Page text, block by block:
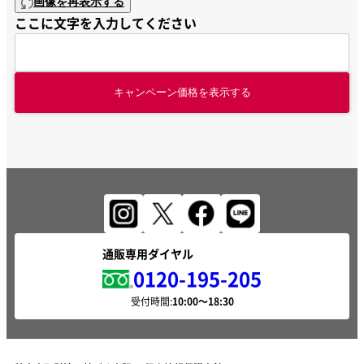
ここに文字を入力してください
キャンペーン価格を表示する
通販専用ダイヤル
0120-195-205
受付時間: